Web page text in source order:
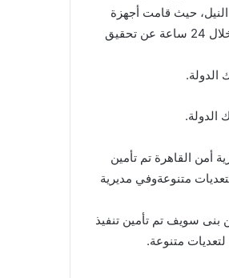
النيل، حيث قامت أجهزة
الوزارة بتوجيه حملات مكبرة لتأمين تنفيذ قرارات إزالة تلك التعديات.. وقد أسفرت جهودها خلال 24 ساعة عن تحقيق
أمن القاهرة تم تأمين
متنوعةوفي مديرية
بنى سويف تم تأمين تنفيذ